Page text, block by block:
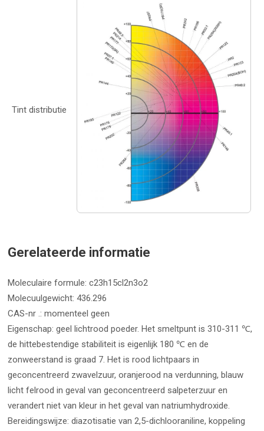
Tint distributie
Gerelateerde informatie
Moleculaire formule: c23h15cl2n3o2
Molecuulgewicht: 436.296
CAS-nr .: momenteel geen
Eigenschap: geel lichtrood poeder. Het smeltpunt is 310-311 ℃,
de hittebestendige stabiliteit is eigenlijk 180 ℃ en de
zonweerstand is graad 7. Het is rood lichtpaars in
geconcentreerd zwavelzuur, oranjerood na verdunning, blauw
licht felrood in geval van geconcentreerd salpeterzuur en
verandert niet van kleur in het geval van natriumhydroxide.
Bereidingswijze: diazotisatie van 2,5-dichlooraniline, koppeling